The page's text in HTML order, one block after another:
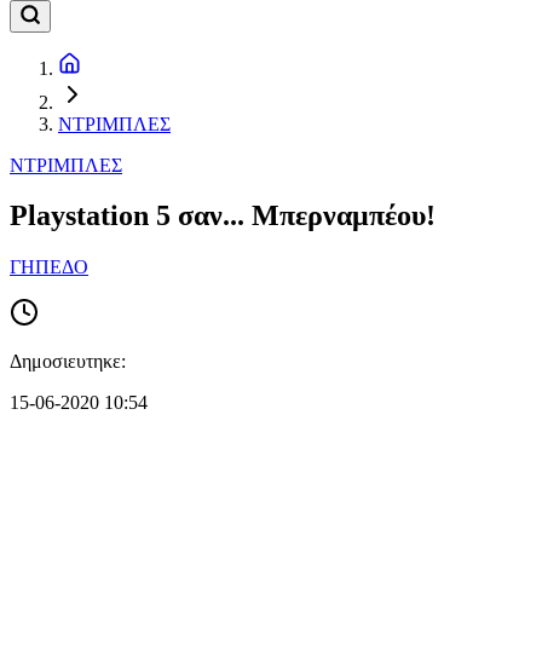
ΝΤΡΙΜΠΛΕΣ
ΝΤΡΙΜΠΛΕΣ
Playstation 5 σαν... Μπερναμπέου!
ΓΗΠΕΔΟ
Δημοσιευτηκε:
15-06-2020 10:54